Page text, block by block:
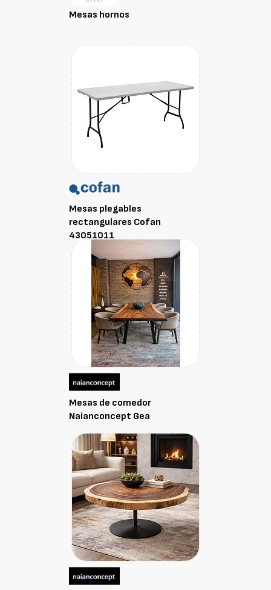
Mesas hornos
Mesas plegables
rectangulares Cofan
43051011
Mesas de comedor
Naianconcept Gea